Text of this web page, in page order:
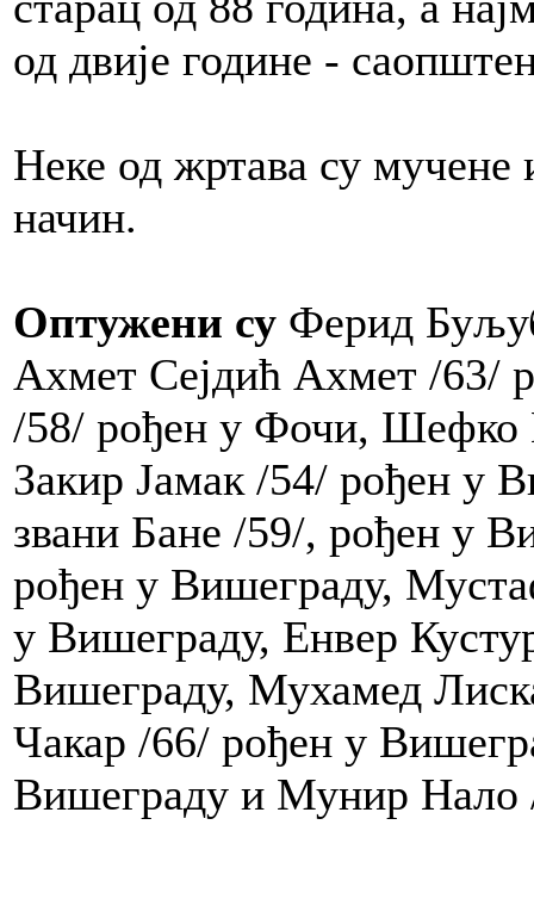
од двије године -
Неке од жртава су мучене
начин.
Оптужени су Ферид
Ахмет Сејдић Ахмет /63/
/58/ рођен у Фочи, Шефко
Закир Јамак /54/ рођен у
звани Бане /59/, рођен у
рођен у Вишеграду,
у Вишеграду, Енвер
Вишеграду, Мухамед
Чакар /66/ рођен у
Вишеграду и Мунир Нало